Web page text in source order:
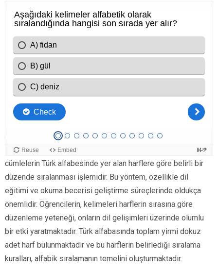
Alfabik Sıralama Nedir?
Alfabik sıralama, yazılı metinlerde bulunan kelimelerin veya
cümlelerin Türk alfabesinde yer alan harflere göre belirli bir
düzende sıralanması işlemidir. Bu yöntem, özellikle dil
eğitimi ve okuma becerisi geliştirme süreçlerinde oldukça
önemlidir. Öğrencilerin, kelimeleri harflerin sırasına göre
düzenleme yeteneği, onların dil gelişimleri üzerinde olumlu
bir etki yaratmaktadır. Türk alfabasında toplam yirmi dokuz
adet harf bulunmaktadır ve bu harflerin belirlediği sıralama
kuralları, alfabik sıralamanın temelini oluşturmaktadır.